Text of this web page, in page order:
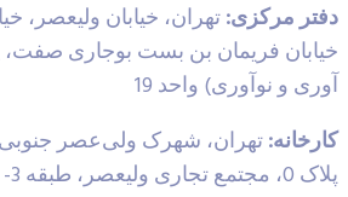
مرکزی:تهران، خیابان ولیعصر،
و نوآوری) واحد 19
طبقه 3-